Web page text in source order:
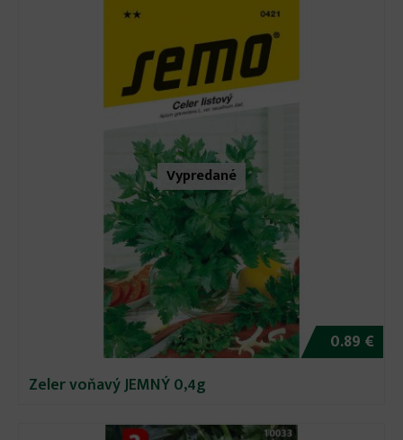
0.89 €
Vypredané
Zeler voňavý JEMNÝ 0,4g